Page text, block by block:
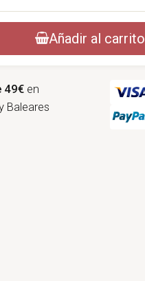
Añadir al carrito
49€ en
Baleares